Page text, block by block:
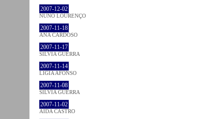
2007-12-02
NUNO LOURENÇO
2007-11-18
ANA CARDOSO
2007-11-17
SÍLVIA GUERRA
2007-11-14
LÍGIA AFONSO
2007-11-08
SÍLVIA GUERRA
2007-11-02
AIDA CASTRO